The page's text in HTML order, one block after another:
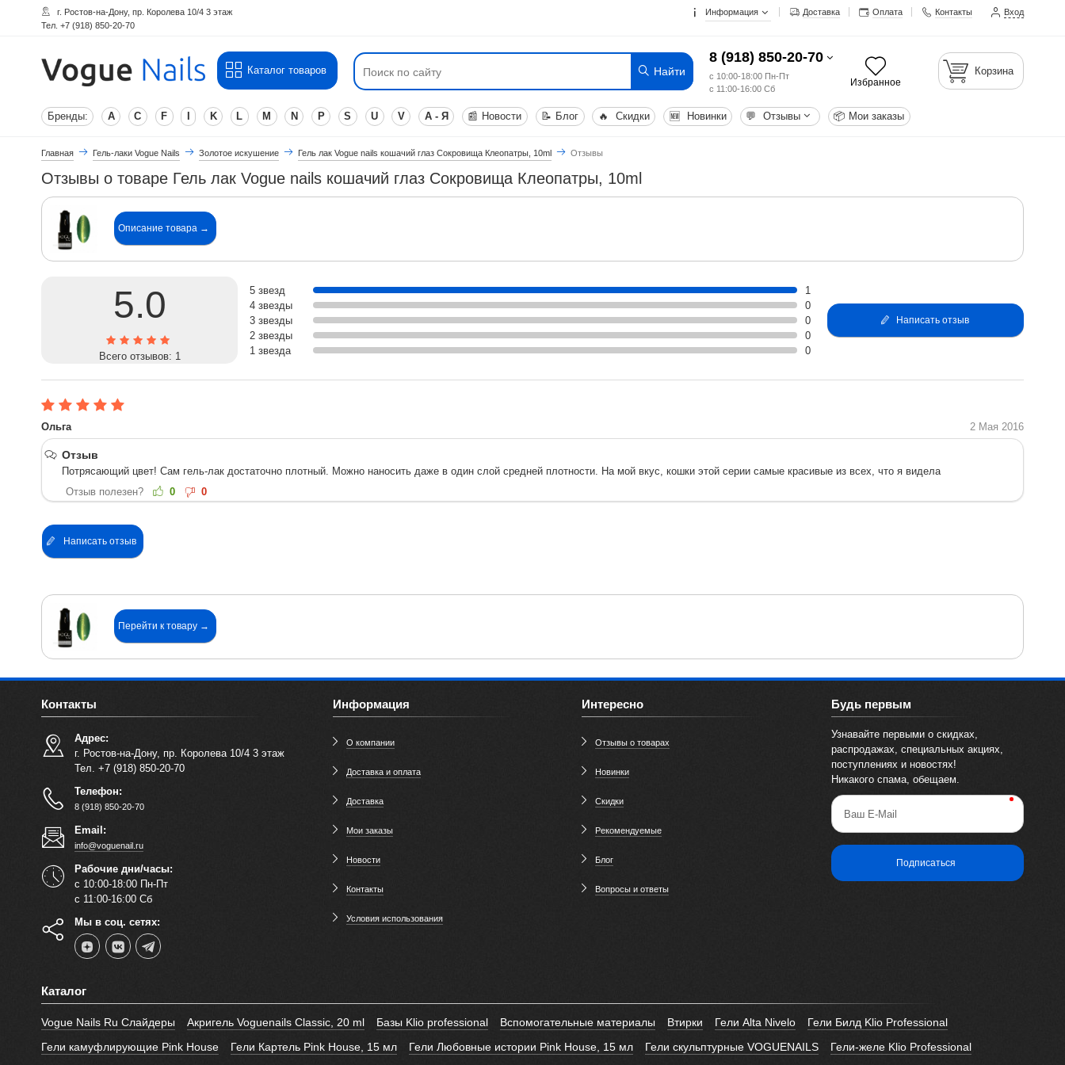
г. Ростов-на-Дону, пр. Королева 10/4 3 этаж
Тел. +7 (918) 850-20-70
Информация Доставка Оплата Контакты Вход
Каталог товаров Найти
8 (918) 850-20-70
с 10:00-18:00 Пн-Пт
с 11:00-16:00 Сб
Избранное
Корзина
Бренды: A C F K L M N P S U V А - Я 📰 Новости 📝 Блог 🔥 Скидки 🆕 Новинки 💬 Отзывы 📦 Мои заказы
Главная Гель-лаки Vogue Nails Золотое искушение Гель лак Vogue nails кошачий глаз Сокровища Клеопатры, 10ml Отзывы
Отзывы о товаре Гель лак Vogue nails кошачий глаз Сокровища Клеопатры, 10ml
Описание товара →
5.0
Всего отзывов: 1
5 звезд
1
4 звезды
0
3 звезды
0
2 звезды
0
1 звезда
0
Написать отзыв
Ольга 2 Мая 2016
Отзыв
Потрясающий цвет! Сам гель-лак достаточно плотный. Можно наносить даже в один слой средней плотности. На мой вкус, кошки этой серии самые красивые из всех, что я видела
Отзыв полезен?
0 0
Написать отзыв
Перейти к товару →
Контакты
Адрес:
г. Ростов-на-Дону, пр. Королева 10/4 3 этаж
Тел. +7 (918) 850-20-70
Телефон:
8 (918) 850-20-70
Email:
info@voguenail.ru
Рабочие дни/часы:
с 10:00-18:00 Пн-Пт
с 11:00-16:00 Сб
Мы в соц. сетях:
Информация
О компании
Доставка и оплата
Доставка
Мои заказы
Новости
Контакты
Условия использования
Интересно
Отзывы о товарах
Новинки
Скидки
Рекомендуемые
Блог
Вопросы и ответы
Будь первым
Узнавайте первыми о скидках,
распродажах, специальных акциях,
поступлениях и новостях!
Никакого спама, обещаем.
Ваш E-Mail
Подписаться
Каталог
Vogue Nails Ru Слайдеры Акригель Voguenails Classic, 20 ml Базы Klio professional Вспомогательные материалы Втирки Гели Alta Nivelo
Гели Билд Klio Professional
Гели камуфлирующие Pink House
Гели Картель Pink House, 15 мл Гели Любовные истории Pink House, 15 мл Гели скульптурные VOGUENAILS
Гели-желе Klio Professional